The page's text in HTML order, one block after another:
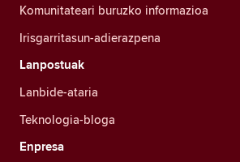
Komunitateari buruzko informazioa
Irisgarritasun-adierazpena
Lanpostuak
Lanbide-ataria
Teknologia-bloga
Enpresa